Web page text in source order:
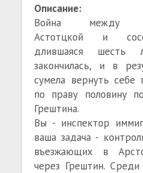
Описание:
Война между
Астотцкой и
длившаяся шесть
закончилась, и в
сумела вернуть
по праву половину
Грештина.
Вы - инспектор
ваша задача -
въезжающих в
через Грештин.